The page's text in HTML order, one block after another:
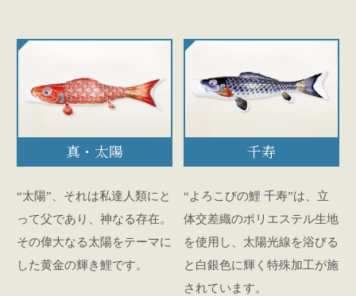
真・太陽
“太陽”、それは私達人類にと
って父であり、神なる存在。
その偉大なる太陽をテーマに
した黄金の輝き鯉です。
千寿
“よろこびの鯉 千寿”は、立
体交差織のポリエステル生地
を使用し、太陽光線を浴びる
と白銀色に輝く特殊加工が施
されています。